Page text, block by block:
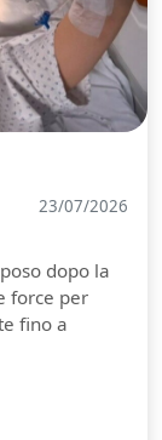
23/07/2026
dopo la
force per
fino a